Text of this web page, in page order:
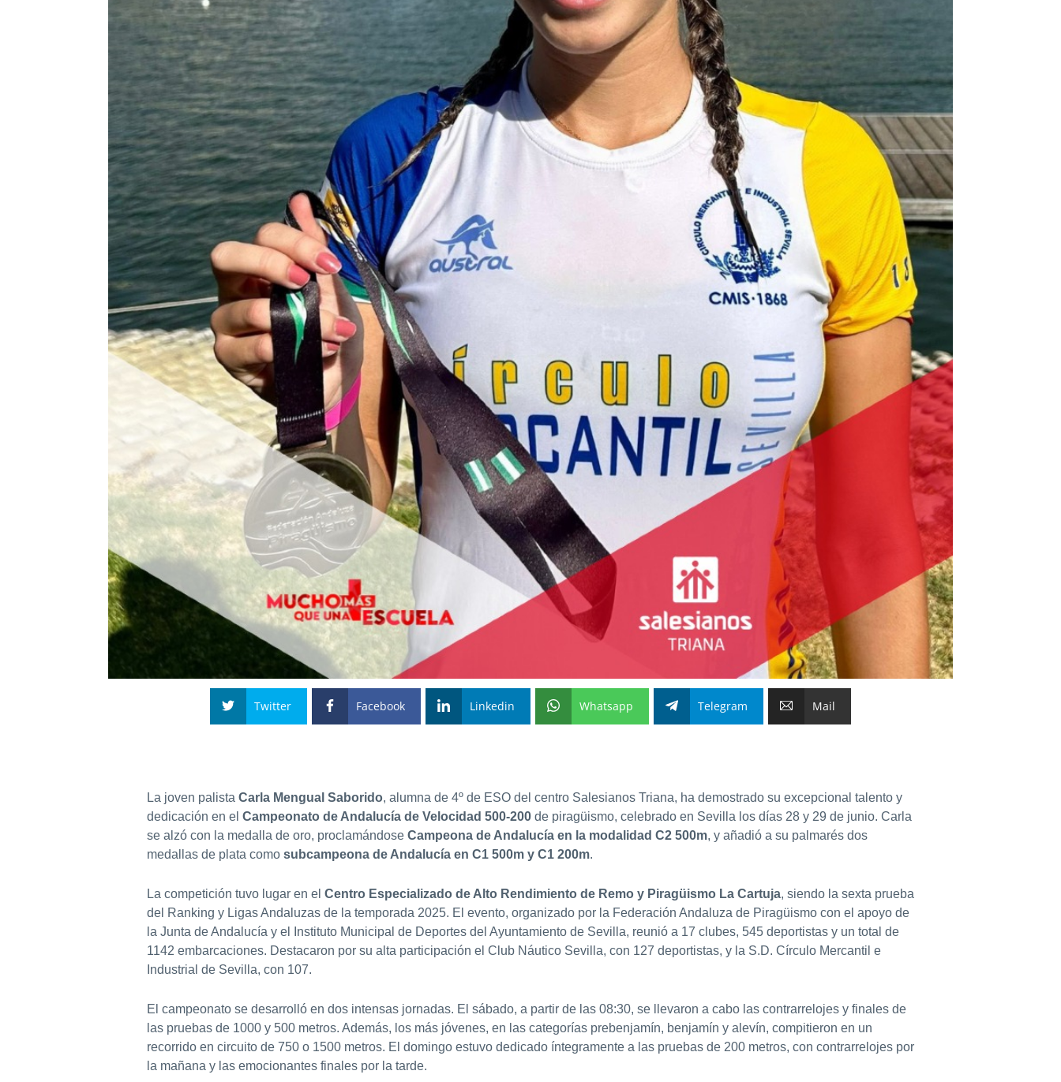
Twitter Facebook Linkedin Whatsapp Telegram Mail
La joven palista Carla Mengual Saborido, alumna de 4º de ESO del centro Salesianos Triana, ha demostrado su excepcional talento y
dedicación en el Campeonato de Andalucía de Velocidad 500-200 de piragüismo, celebrado en Sevilla los días 28 y 29 de junio. Carla
se alzó con la medalla de oro, proclamándose Campeona de Andalucía en la modalidad C2 500m, y añadió a su palmarés dos
medallas de plata como subcampeona de Andalucía en C1 500m y C1 200m.
La competición tuvo lugar en el Centro Especializado de Alto Rendimiento de Remo y Piragüismo La Cartuja, siendo la sexta prueba
del Ranking y Ligas Andaluzas de la temporada 2025. El evento, organizado por la Federación Andaluza de Piragüismo con el apoyo de
la Junta de Andalucía y el Instituto Municipal de Deportes del Ayuntamiento de Sevilla, reunió a 17 clubes, 545 deportistas y un total de
1142 embarcaciones. Destacaron por su alta participación el Club Náutico Sevilla, con 127 deportistas, y la S.D. Círculo Mercantil e
Industrial de Sevilla, con 107.
El campeonato se desarrolló en dos intensas jornadas. El sábado, a partir de las 08:30, se llevaron a cabo las contrarrelojes y finales de
las pruebas de 1000 y 500 metros. Además, los más jóvenes, en las categorías prebenjamín, benjamín y alevín, compitieron en un
recorrido en circuito de 750 o 1500 metros. El domingo estuvo dedicado íntegramente a las pruebas de 200 metros, con contrarrelojes por
la mañana y las emocionantes finales por la tarde.